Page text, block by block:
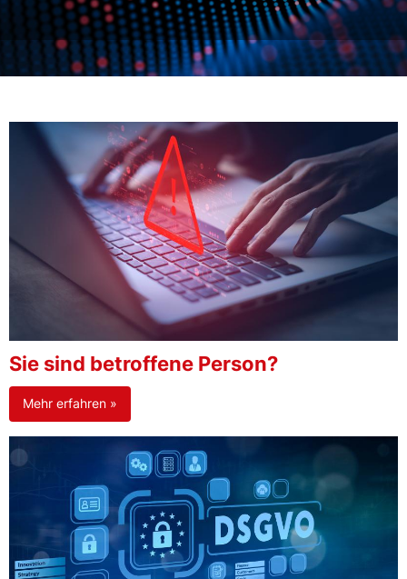
Sie sind betroffene Person?
Mehr erfahren »